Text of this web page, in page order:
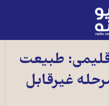
طبیعت
غیرقابل